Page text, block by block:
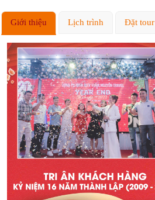
Giới thiệu Lịch trình Đặt tour